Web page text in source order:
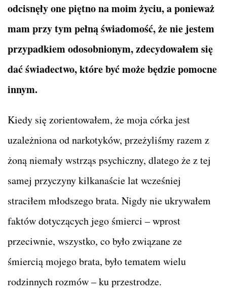
odcisnęły one piętno na moim życiu, a ponieważ
mam przy tym pełną świadomość, że nie jestem
przypadkiem odosobnionym, zdecydowałem się
dać świadectwo, które być może będzie pomocne
innym.
Kiedy się zorientowałem, że moja córka jest
uzależniona od narkotyków, przeżyliśmy razem z
żoną niemały wstrząs psychiczny, dlatego że z tej
samej przyczyny kilkanaście lat wcześniej
straciłem młodszego brata. Nigdy nie ukrywałem
faktów dotyczących jego śmierci – wprost
przeciwnie, wszystko, co było związane ze
śmiercią mojego brata, było tematem wielu
rodzinnych rozmów – ku przestrodze.